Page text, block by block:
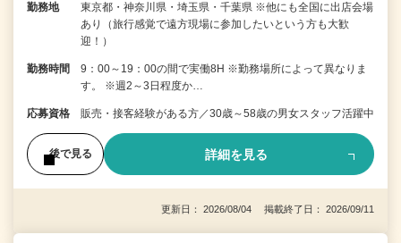
勤務地
東京都・神奈川県・埼玉県・千葉県 ※他にも全国に出店会場
あり（旅行感覚で遠方現場に参加したいという方も大歓
迎！）
勤務時間
9：00～19：00の間で実働8H ※勤務場所によって異なりま
す。 ※週2～3日程度か…
応募資格 販売・接客経験がある方／30歳～58歳の男女スタッフ活躍中
後で見る 詳細を見る
更新日： 2026/08/04 掲載終了日： 2026/09/11